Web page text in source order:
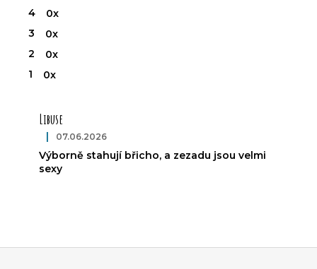
4
0x
3
0x
2
0x
1
0x
Libuse
Ocena produktu to 5 na 5 gwiazdek.
| 07.06.2026
Výborně stahují břicho, a zezadu jsou velmi
sexy